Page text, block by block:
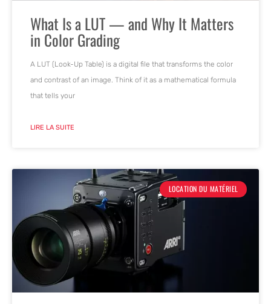
What Is a LUT — and Why It Matters
in Color Grading
A LUT (Look-Up Table) is a digital file that transforms the color
and contrast of an image. Think of it as a mathematical formula
that tells your
LIRE LA SUITE
LOCATION DU MATÉRIEL